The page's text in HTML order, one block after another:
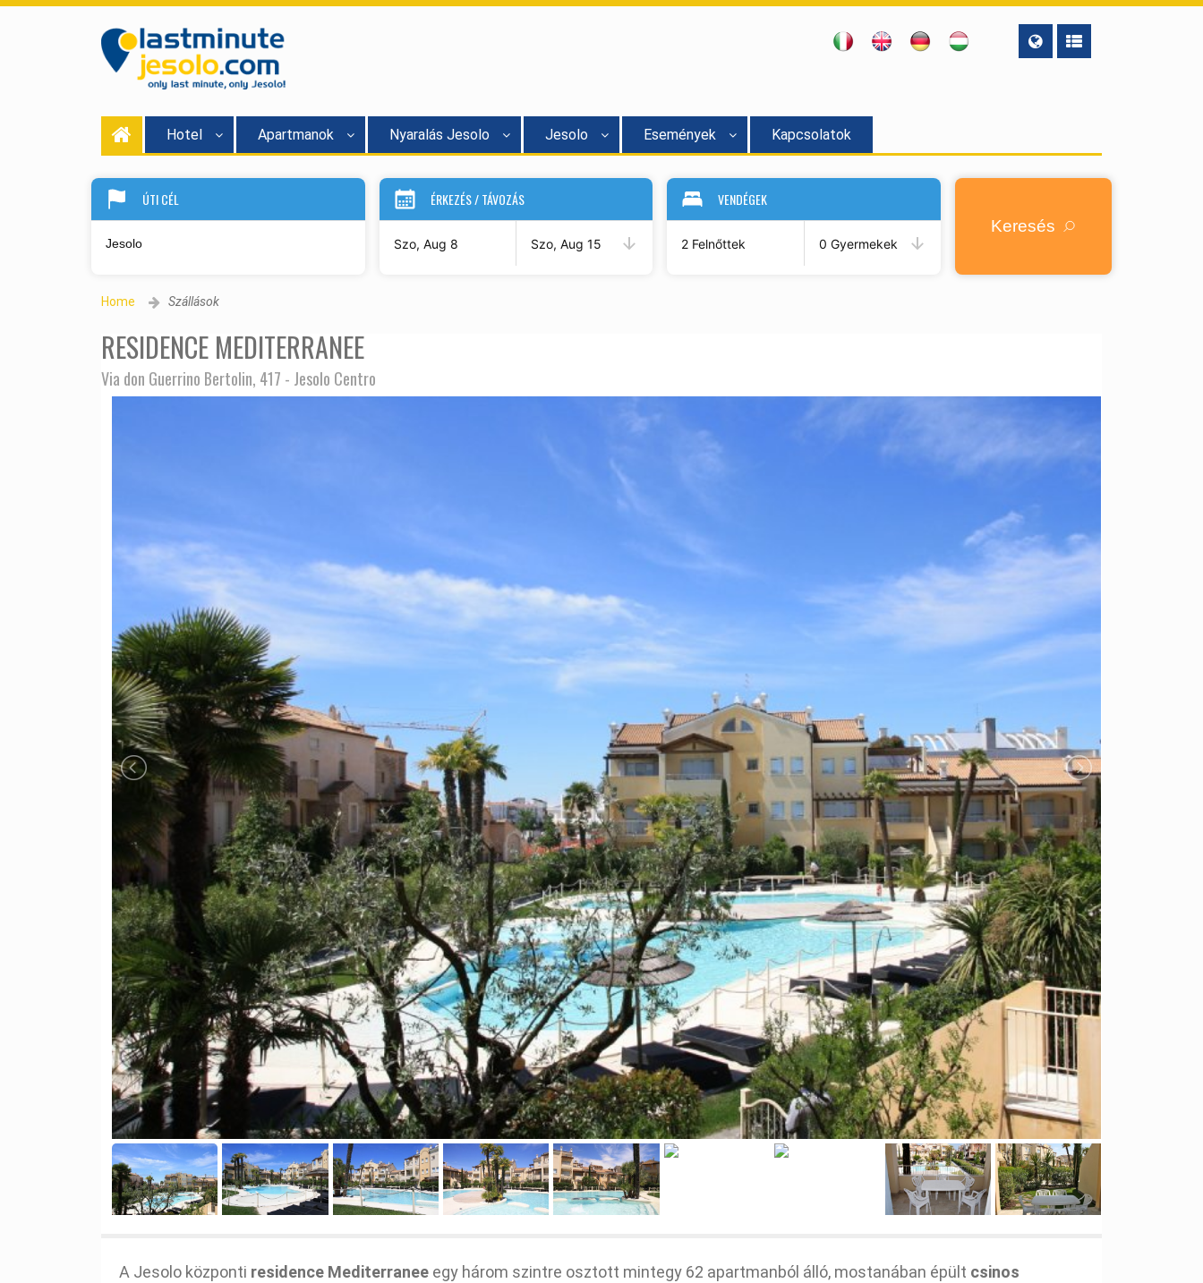
Hotel Apartmanok Nyaralás Jesolo Jesolo Események Kapcsolatok
ÚTI CÉL ÉRKEZÉS / TÁVOZÁS
Szo, Aug 8 Szo, Aug 15
VENDÉGEK
2 Felnőttek 0 Gyermekek
Keresés
Home Szállások
RESIDENCE MEDITERRANEE
Via don Guerrino Bertolin, 417 - Jesolo Centro
A Jesolo központi residence Mediterranee egy három szintre osztott mintegy 62 apartmanból álló, mostanában épült csinos